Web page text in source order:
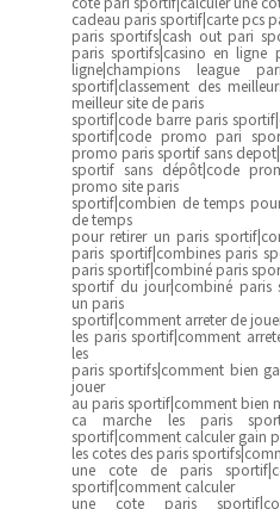
cadeau paris sportif|carte pcs
paris sportifs|cash out pari
paris sportifs|casino en ligne
ligne|champions league
sportif|classement des
meilleur site de paris
sportif|code barre paris
sportif|code promo pari
promo paris sportif sans
sportif sans dépôt|code
promo site paris
sportif|combien de temps
de temps
pour retirer un paris
paris sportif|combines paris
paris sportif|combiné paris
sportif du jour|combiné paris
un paris
sportif|comment arreter de
les paris sportif|comment
les
paris sportifs|comment bien
jouer
au paris sportif|comment bien
ca marche les paris
sportif|comment calculer gain
les cotes des paris
une cote de paris
sportif|comment calculer
une cote paris